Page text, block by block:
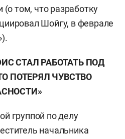
(о том, что разработку
Шойгу, в феврале
СТАЛ РАБОТАТЬ ПОД
ПОТЕРЯЛ ЧУВСТВО
группой по делу
начальника